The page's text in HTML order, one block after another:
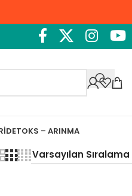
DETOKS – ARINMA